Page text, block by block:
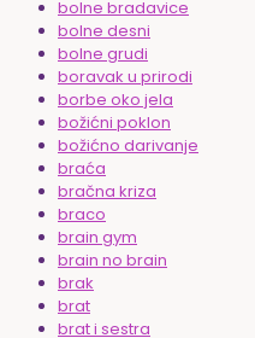
bolne bradavice
bolne desni
bolne grudi
boravak u prirodi
borbe oko jela
božićni poklon
božićno darivanje
braća
bračna kriza
braco
brain gym
brain no brain
brak
brat
brat i sestra